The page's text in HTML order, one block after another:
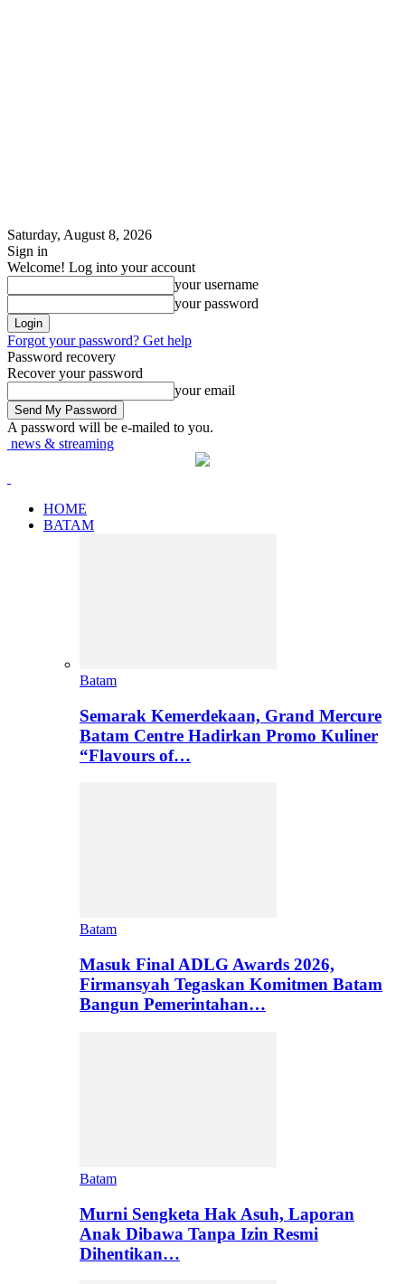
Saturday, August 8, 2026
Sign in
Welcome! Log into your account
your username
your password
Forgot your password? Get help
Password recovery
Recover your password
your email
A password will be e-mailed to you.
news & streaming
HOME
BATAM
Batam
Semarak Kemerdekaan, Grand Mercure
Batam Centre Hadirkan Promo Kuliner
“Flavours of…
Batam
Masuk Final ADLG Awards 2026,
Firmansyah Tegaskan Komitmen Batam
Bangun Pemerintahan…
Batam
Murni Sengketa Hak Asuh, Laporan
Anak Dibawa Tanpa Izin Resmi
Dihentikan…